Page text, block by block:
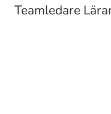
Teamledare